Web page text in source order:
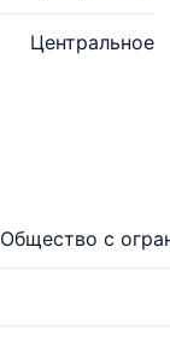
Центральное
Общество с